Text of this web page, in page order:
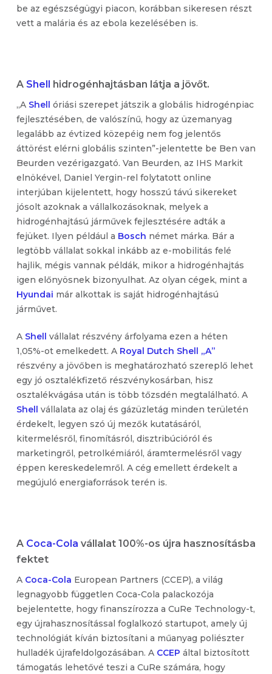
be az egészségügyi piacon, korábban sikeresen részt
vett a malária és az ebola kezelésében is.
A Shell hidrogénhajtásban látja a jövőt.
„A Shell óriási szerepet játszik a globális hidrogénpiac
fejlesztésében, de valószínű, hogy az üzemanyag
legalább az évtized közepéig nem fog jelentős
áttörést elérni globális szinten”-jelentette be Ben van
Beurden vezérigazgató. Van Beurden, az IHS Markit
elnökével, Daniel Yergin-rel folytatott online
interjúban kijelentett, hogy hosszú távú sikereket
jósolt azoknak a vállalkozásoknak, melyek a
hidrogénhajtású járművek fejlesztésére adták a
fejüket. Ilyen például a Bosch német márka. Bár a
legtöbb vállalat sokkal inkább az e-mobilitás felé
hajlik, mégis vannak példák, mikor a hidrogénhajtás
igen előnyösnek bizonyulhat. Az olyan cégek, mint a
Hyundai már alkottak is saját hidrogénhajtású
járművet.
AShell vállalat részvény árfolyama ezen a héten
1,05%-ot emelkedett. A Royal Dutch Shell „A”
részvény a jövőben is meghatározható szereplő lehet
egy jó osztalékfizető részvénykosárban, hisz
osztalékvágása után is több tőzsdén megtalálható. A
Shell vállalata az olaj és gázüzletág minden területén
érdekelt, legyen szó új mezők kutatásáról,
kitermelésről, finomításról, disztribúcióról és
marketingről, petrolkémiáról, áramtermelésről vagy
éppen kereskedelemről. A cég emellett érdekelt a
megújuló energiaforrások terén is.
A Coca-Cola vállalat 100%-os újra hasznosításba
fektet
A Coca-Cola European Partners (CCEP), a világ
legnagyobb független Coca-Cola palackozója
bejelentette, hogy finanszírozza a CuRe Technology-t,
egy újrahasznosítással foglalkozó startupot, amely új
technológiát kíván biztosítani a műanyag poliészter
hulladék újrafeldolgozásában. A CCEP által biztosított
támogatás lehetővé teszi a CuRe számára, hogy